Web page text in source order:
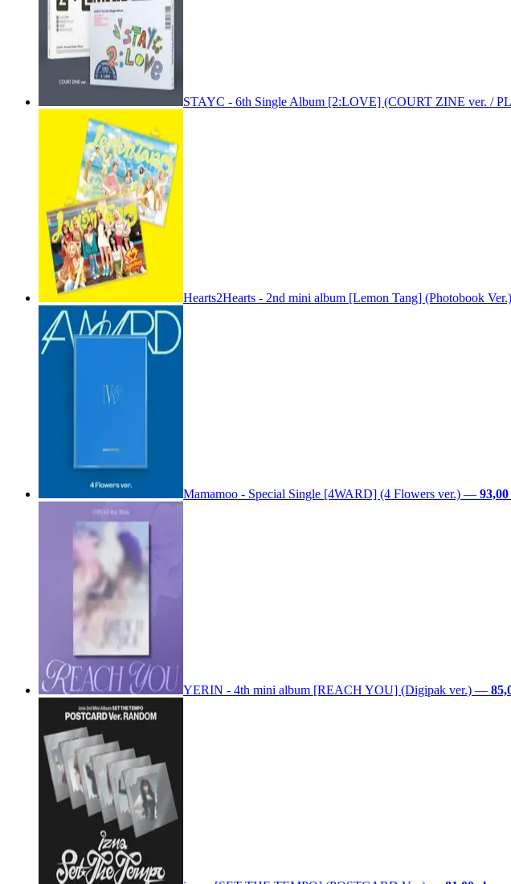
STAYC - 6th Single Album [2:LOVE] (COURT ZINE ver. /
Hearts2Hearts - 2nd mini album [Lemon Tang] (Photobook Ver.)
Mamamoo - Special Single [4WARD] (4 Flowers ver.) — 93,00
YERIN - 4th mini album [REACH YOU] (Digipak ver.) —